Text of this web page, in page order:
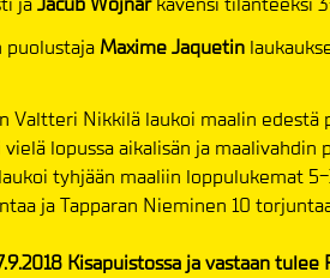
puolustaja Maxime Jaquetin
Valtteri Nikkilä laukoi maalin edestä
lopussa aikalisän ja maalivahdin
tyhjään maaliin loppulukemat
ja Tapparan Nieminen 10
Kisapuistossa ja vastaan tulee